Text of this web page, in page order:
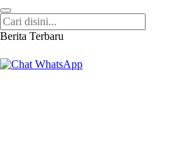
Berita Terbaru